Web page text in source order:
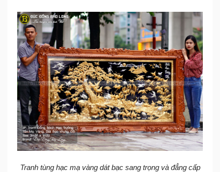
Tranh tùng hạc mạ vàng dát bạc sang trọng và đẳng cấp